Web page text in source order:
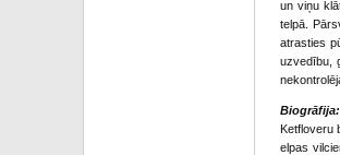
un viņu
telpā.
atrasties
uzvedību,
Biogrāfija:
Ketfloveru
elpas